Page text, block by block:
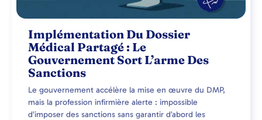
Implémentation Du Dossier
Médical Partagé : Le
Gouvernement Sort L’arme Des
Sanctions
Le gouvernement accélère la mise en œuvre du DMP,
mais la profession infirmière alerte : impossible
d’imposer des sanctions sans garantir d’abord les